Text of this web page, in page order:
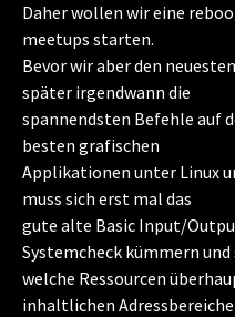
Daher wollen wir eine
meetups starten.
Bevor wir aber den
später irgendwann die
spannendsten Befehle auf
besten grafischen
Applikationen unter Linux
muss sich erst mal das
gute alte Basic Input/
Systemcheck kümmern und
welche Ressourcen
inhaltlichen Adressbereiche